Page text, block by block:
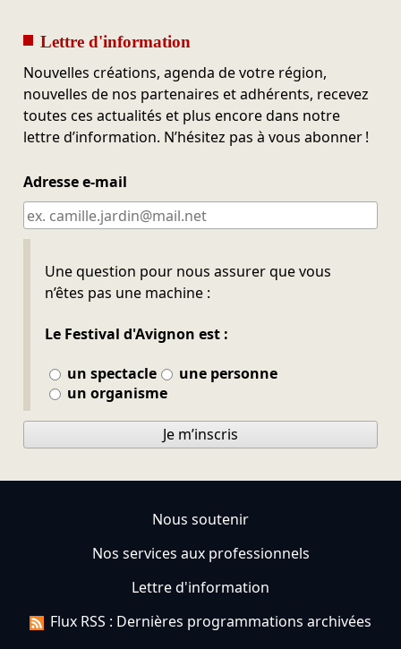
Lettre d'information
Nouvelles créations, agenda de votre région,
nouvelles de nos partenaires et adhérents, recevez
toutes ces actualités et plus encore dans notre
lettre d’information. N’hésitez pas à vous abonner !
Adresse e-mail
Une question pour nous assurer que vous
n’êtes pas une machine :
Le Festival d'Avignon est :
un spectacle
une personne
un organisme
Ne pas remplir
Je m’inscris
Nous soutenir
Nos services aux professionnels
Lettre d'information
Flux RSS : Dernières programmations archivées